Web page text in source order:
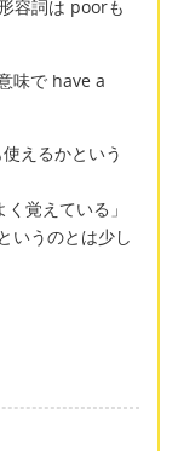
容詞は poorも
味で have a
えるかという
覚えている」
いうのとは少し